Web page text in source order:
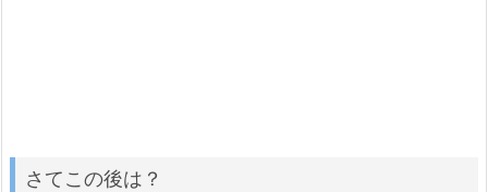
さてこの後は？